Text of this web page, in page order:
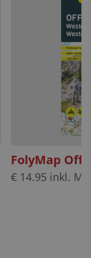
FolyMap
€ 14.95 inkl.